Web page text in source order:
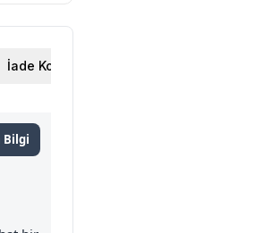
İade Koşulları
Bilgi